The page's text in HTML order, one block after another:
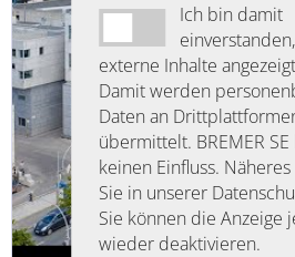
Ich bin damit
externe Inhalte
Damit werden
Daten an
übermittelt. BREMER
keinen Einfluss.
Sie in unserer
Sie können die Anzeige
wieder deaktivieren.